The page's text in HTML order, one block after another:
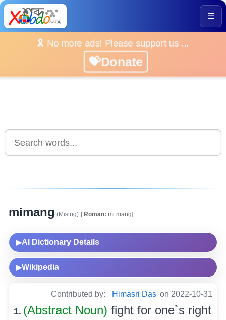
☰
🎗️ No more ads! Please support us ...
💝Donate
mimang (Mising) [Roman: mi.mang]
▶AI Dictionary Details
▶Wikipedia
Contributed by: Himasri Das on 2022-10-31
1. (Abstract Noun) fight for one`s right